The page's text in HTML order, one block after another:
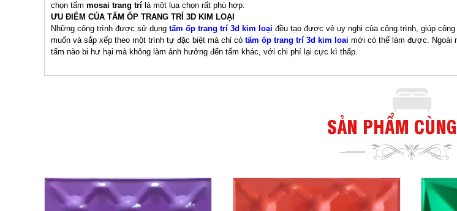
chọn tấm mosai trang trí là một lụa chọn rất phù hợp.
ƯU ĐIỂM CỦA TẤM ỐP TRANG TRÍ 3D KIM LOẠI
Những công trình được sử dụng tấm ốp trang trí 3d kim loại đều tạo được vẻ uy nghi của công trình, giúp
muốn và sắp xếp theo một trình tự đặc biệt mà chỉ có tấm ốp trang trí 3d kim loai mới có thể làm được. Ngoài
tấm nào bi hư hại mà không làm ảnh hưởng đến tấm khác, với chi phí lại cực kì thấp.
SẢN PHẨM